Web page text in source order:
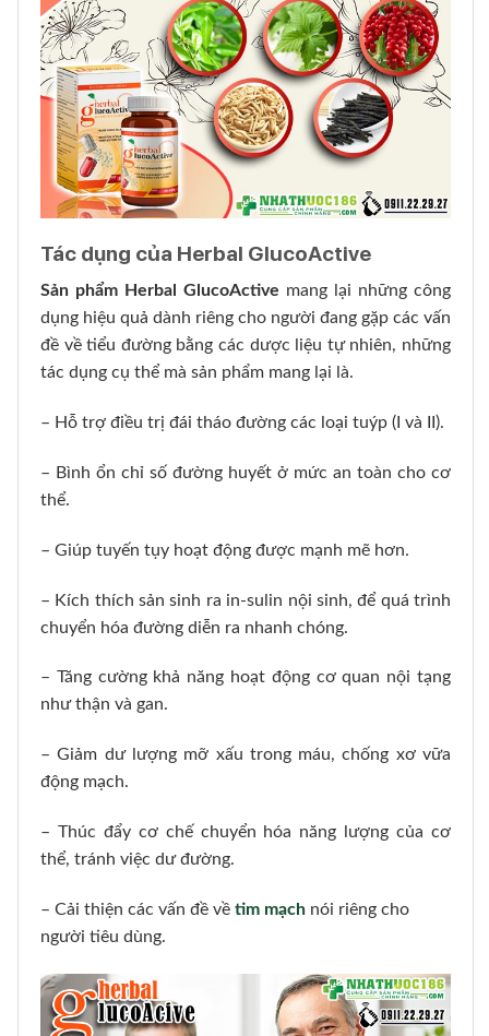
Tác dụng của Herbal GlucoActive
Sản phẩm Herbal GlucoActive mang lại những công
dụng hiệu quả dành riêng cho người đang gặp các vấn
đề về tiểu đường bằng các dược liệu tự nhiên, những
tác dụng cụ thể mà sản phẩm mang lại là.
– Hỗ trợ điều trị đái tháo đường các loại tuýp (I và II).
– Bình ổn chỉ số đường huyết ở mức an toàn cho cơ
thể.
– Giúp tuyến tụy hoạt động được mạnh mẽ hơn.
– Kích thích sản sinh ra in-sulin nội sinh, để quá trình
chuyển hóa đường diễn ra nhanh chóng.
– Tăng cường khả năng hoạt động cơ quan nội tạng
như thận và gan.
– Giảm dư lượng mỡ xấu trong máu, chống xơ vữa
động mạch.
– Thúc đẩy cơ chế chuyển hóa năng lượng của cơ
thể, tránh việc dư đường.
– Cải thiện các vấn đề về tim mạch nói riêng cho
người tiêu dùng.